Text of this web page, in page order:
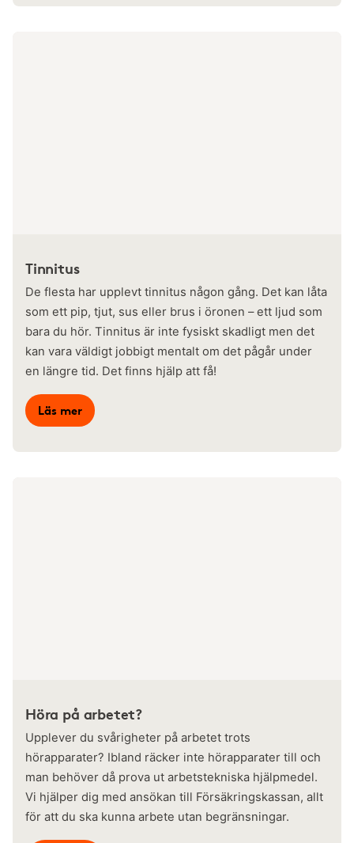
Tinnitus
De flesta har upplevt tinnitus någon gång. Det kan låta
som ett pip, tjut, sus eller brus i öronen – ett ljud som
bara du hör. Tinnitus är inte fysiskt skadligt men det
kan vara väldigt jobbigt mentalt om det pågår under
en längre tid. Det finns hjälp att få!
Läs mer
Höra på arbetet?
Upplever du svårigheter på arbetet trots
hörapparater? Ibland räcker inte hörapparater till och
man behöver då prova ut arbetstekniska hjälpmedel.
Vi hjälper dig med ansökan till Försäkringskassan, allt
för att du ska kunna arbete utan begränsningar.